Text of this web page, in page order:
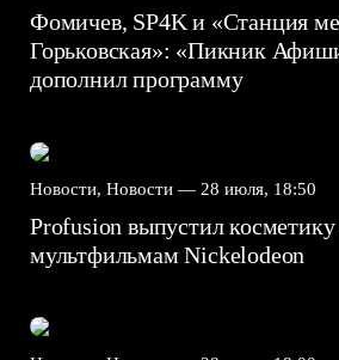
Фомичев, SP4K и «Станция
Горьковская»: «Пикник
дополнил программу
Новости, Новости — 28 июля, 18:50
Profusion выпустил
мультфильмам Nickelodeon